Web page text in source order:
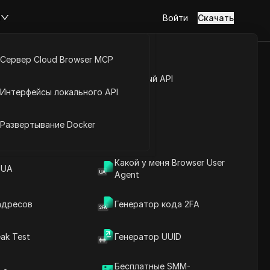
Открытый API
Какой у меня Browser User
Agent
Генератор кода 2FA
Test Генератор UUID
Бесплатные SMM-
Сервер Cloud Browser MCP
Интерфейсы локального API
Развертывание Docker
Войти Скачать
подробную